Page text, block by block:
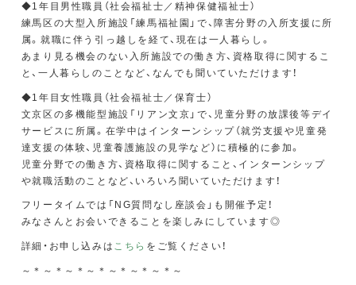
◆1年目男性職員（社会福祉士／精神保健福祉士）
練馬区の大型入所施設「練馬福祉園」で、障害分野の入所支援に所
属。就職に伴う引っ越しを経て、現在は一人暮らし。
あまり見る機会のない入所施設での働き方、資格取得に関するこ
と、一人暮らしのことなど、なんでも聞いていただけます！
◆1年目女性職員（社会福祉士／保育士）
文京区の多機能型施設「リアン文京」で、児童分野の放課後等デイ
サービスに所属。在学中はインターンシップ（就労支援や児童発
達支援の体験、児童養護施設の見学など）に積極的に参加。
児童分野での働き方、資格取得に関すること、インターンシップ
や就職活動のことなど、いろいろ聞いていただけます！
フリータイムでは「NG質問なし座談会」も開催予定！
みなさんとお会いできることを楽しみにしています◎
詳細・お申し込みは こちら をご覧ください！
～＊～＊～＊～＊～＊～＊～＊～